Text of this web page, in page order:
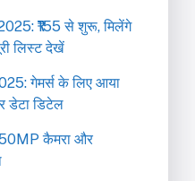
₹155 से शुरू, मिलेंगे
लिस्ट देखें
गेमर्स के लिए आया
डेटा डिटेल
कैमरा और